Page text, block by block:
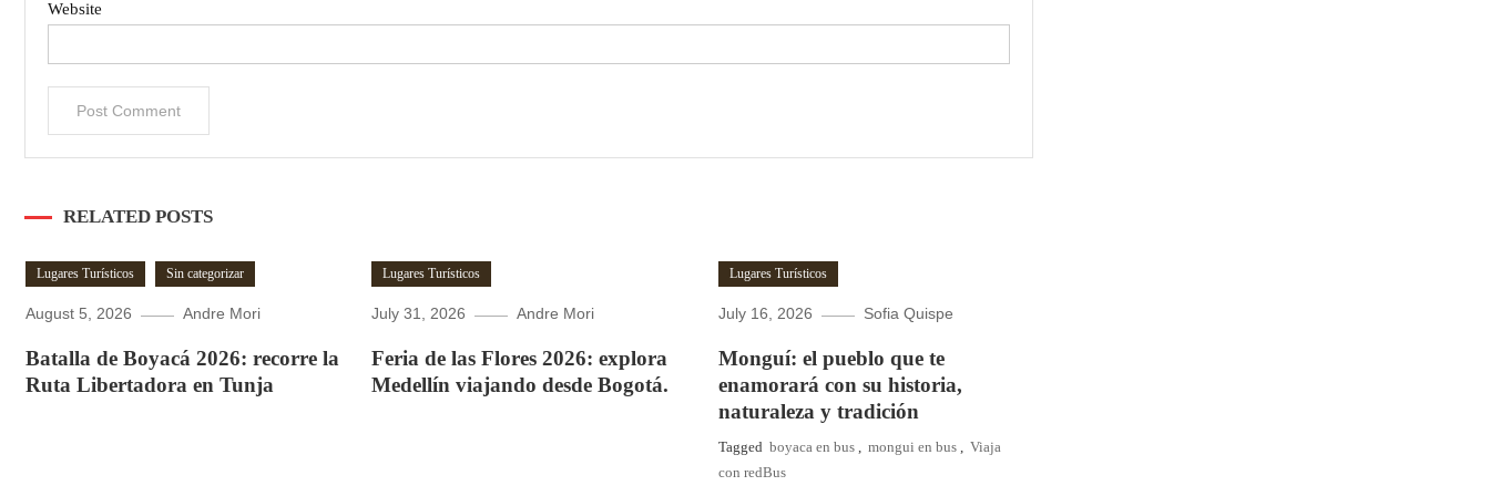
Website
RELATED POSTS
Lugares Turísticos Sin categorizar
August 5, 2026 Andre Mori
Batalla de Boyacá 2026: recorre la
Ruta Libertadora en Tunja
Lugares Turísticos
July 31, 2026 Andre Mori
Feria de las Flores 2026: explora
Medellín viajando desde Bogotá.
Lugares Turísticos
July 16, 2026 Sofia Quispe
Monguí: el pueblo que te
enamorará con su historia,
naturaleza y tradición
Tagged boyaca en bus , mongui en bus , Viaja
con redBus